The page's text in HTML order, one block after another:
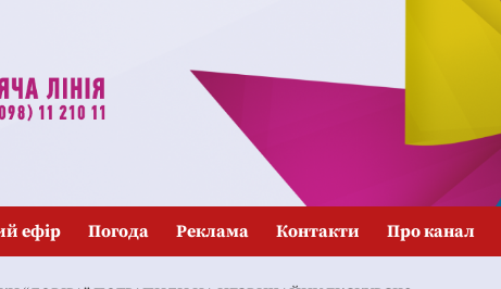
ефір Погода Реклама Контакти Про канал